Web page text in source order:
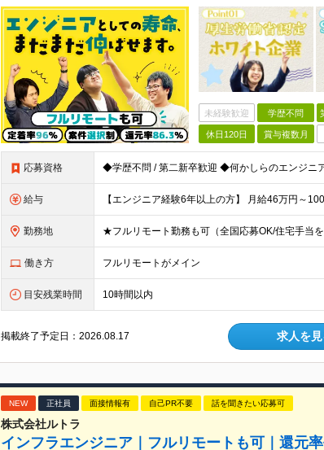
未経験歓迎 学歴不問
休日120日 賞与複数月
応募資格
給与
勤務地
働き方 フルリモートがメイン
目安残業時間 10時間以内
掲載終了予定日：2026.08.17 求人を見
NEW 正社員 面接情報有 自己PR不要 話を聞きたい応募可
株式会社ルトラ
インフラエンジニア｜フルリモートも可｜還元